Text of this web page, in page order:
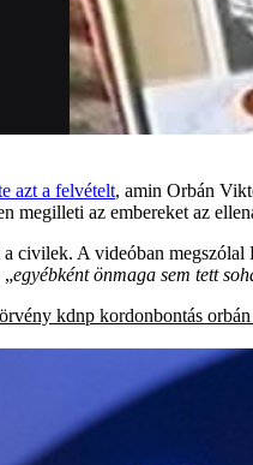
azt a felvételt, amin Orbán
megilleti az embereket az
civilek. A videóban
„egyébként önmaga sem tett
kdnp kordonbontás